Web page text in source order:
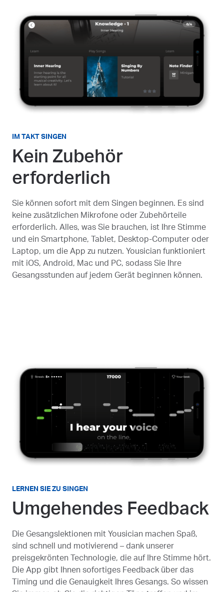
IM TAKT SINGEN
Kein Zubehör
erforderlich
Sie können sofort mit dem Singen beginnen. Es sind
keine zusätzlichen Mikrofone oder Zubehörteile
erforderlich. Alles, was Sie brauchen, ist Ihre Stimme
und ein Smartphone, Tablet, Desktop-Computer oder
Laptop, um die App zu nutzen. Yousician funktioniert
mit iOS, Android, Mac und PC, sodass Sie Ihre
Gesangsstunden auf jedem Gerät beginnen können.
LERNEN SIE ZU SINGEN
Umgehendes Feedback
Die Gesangslektionen mit Yousician machen Spaß,
sind schnell und motivierend – dank unserer
preisgekrönten Technologie, die auf Ihre Stimme hört.
Die App gibt Ihnen sofortiges Feedback über das
Timing und die Genauigkeit Ihres Gesangs. So wissen